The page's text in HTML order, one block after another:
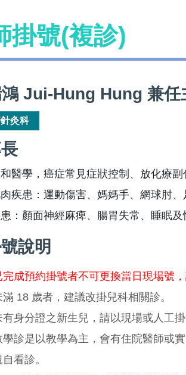
掛號(複診)
Jui-Hung Hung 兼任
灸科
醫學，癌症常見症狀控制、放化療副
疾患：運動傷害、媽媽手、網球肘
：顏面神經麻痺、腸胃失常、睡眠
說明
完成預約掛號者不可更換當日現場號
滿 18 歲者，建議改掛兒科相關診。
有身分證之新生兒，請以現場或人工掛
學診是以教學為主，會有住院醫師或
自看診。